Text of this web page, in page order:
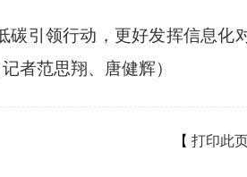
引领行动，更好发挥信息化
者范思翔、唐健辉）
【 打印此